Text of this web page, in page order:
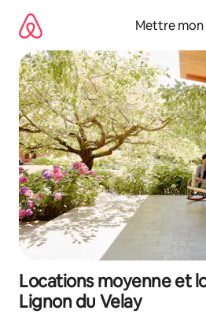
directement
contenu
Mettre
Locations moyenne et
Lignon du Velay